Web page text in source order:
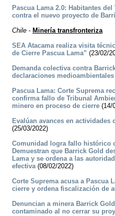
Pascua Lama 2.0: Habitantes
contra el nuevo proyecto de
Chile - Minería transfronteriza
SEA Atacama realiza visita
de Cierre Pascua Lama” (23/02/
Demanda colectiva contra
declaraciones medioambientales
Pascua Lama: Corte Suprema
confirma fallo de Tribunal
minero en proceso de cierre (14/
Evalúan avances en actividades
(25/03/2022)
Comunidad logra fallo histórico
Demuestran que Barrick Gold
Lama y se ordena a las
efectiva(08/02/2022)
Corte Suprema acusa a Pascua
cierre y ordena fiscalización de
Denuncian a minera Barrick
contaminado al no cerrar su